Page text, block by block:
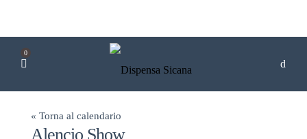
0
« Torna al calendario
Alencio Show